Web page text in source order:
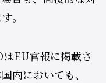
。
はEU官報に掲載さ
内においても、